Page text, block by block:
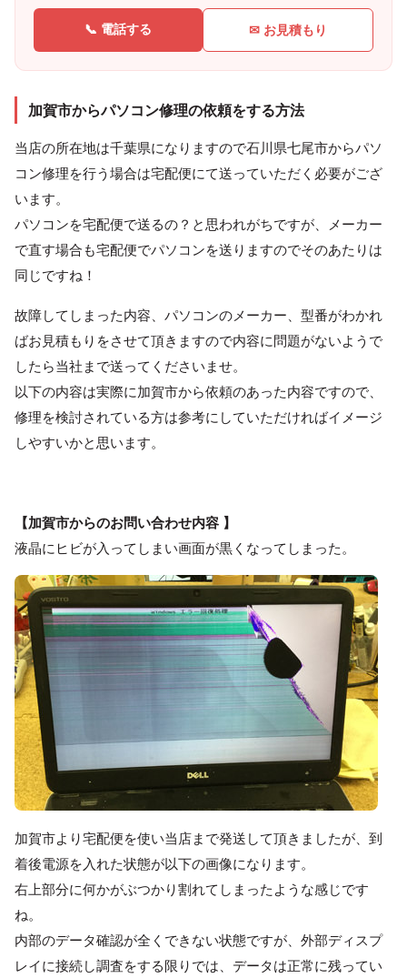
📞 電話する ✉ お見積もり
加賀市からパソコン修理の依頼をする方法
当店の所在地は千葉県になりますので石川県七尾市からパソ
コン修理を行う場合は宅配便にて送っていただく必要がござ
います。
パソコンを宅配便で送るの？と思われがちですが、メーカー
で直す場合も宅配便でパソコンを送りますのでそのあたりは
同じですね！
故障してしまった内容、パソコンのメーカー、型番がわかれ
ばお見積もりをさせて頂きますので内容に問題がないようで
したら当社まで送ってくださいませ。
以下の内容は実際に加賀市から依頼のあった内容ですので、
修理を検討されている方は参考にしていただければイメージ
しやすいかと思います。
【加賀市からのお問い合わせ内容 】
液晶にヒビが入ってしまい画面が黒くなってしまった。
加賀市より宅配便を使い当店まで発送して頂きましたが、到
着後電源を入れた状態が以下の画像になります。
右上部分に何かがぶつかり割れてしまったような感じです
ね。
内部のデータ確認が全くできない状態ですが、外部ディスプ
レイに接続し調査をする限りでは、データは正常に残ってい